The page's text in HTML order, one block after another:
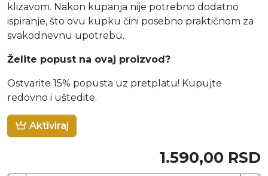
klizavom. Nakon kupanja nije potrebno dodatno
ispiranje, što ovu kupku čini posebno praktičnom za
svakodnevnu upotrebu.
Želite popust na ovaj proizvod?
Ostvarite 15% popusta uz pretplatu! Kupujte
redovno i uštedite.
Aktiviraj
1.590,00 RSD